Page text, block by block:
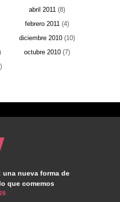
abril 2011 (8)
febrero 2011 (4)
diciembre 2010 (10)
octubre 2010 (7)
una nueva forma de
que comemos